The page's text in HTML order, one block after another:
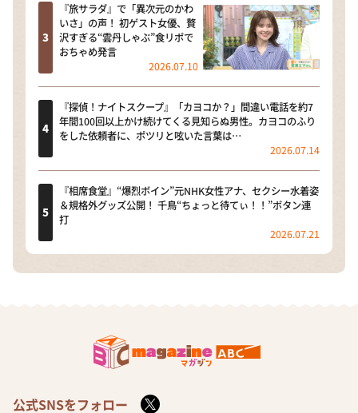
『旅サラダ』で「異次元のかわ
いさ」の声！ 初ゲスト女優、贅
沢すぎる“雲丹しゃぶ”食リポで
おちゃめ発言
2026.07.10
『探偵！ナイトスクープ』「カヨコか？」間違い電話を約7
年間100回以上かけ続けてくる見知らぬ男性。カヨコのふり
をした依頼者に、ポツリと呟いた言葉は…
2026.07.14
『相席食堂』“爆烈ボイン”元NHK女性アナ、セクシー水着姿
＆規格外グッズ公開！ 千鳥“ちょっと待てぃ！！”ボタン連
打
2026.07.21
公式SNSをフォロー